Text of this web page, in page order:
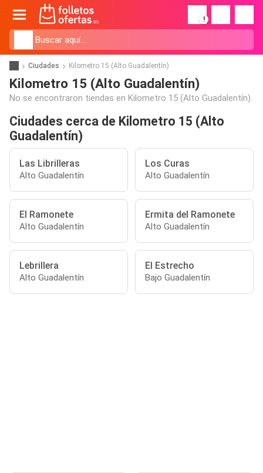
!
Ciudades Kilometro 15 (Alto Guadalentín)
Kilometro 15 (Alto Guadalentín)
No se encontraron tiendas en Kilometro 15 (Alto Guadalentín).
Ciudades cerca de Kilometro 15 (Alto
Guadalentín)
Las Librilleras
Alto Guadalentín
Los Curas
Alto Guadalentín
El Ramonete
Alto Guadalentín
Ermita del Ramonete
Alto Guadalentín
Lebrillera
Alto Guadalentín
El Estrecho
Bajo Guadalentín